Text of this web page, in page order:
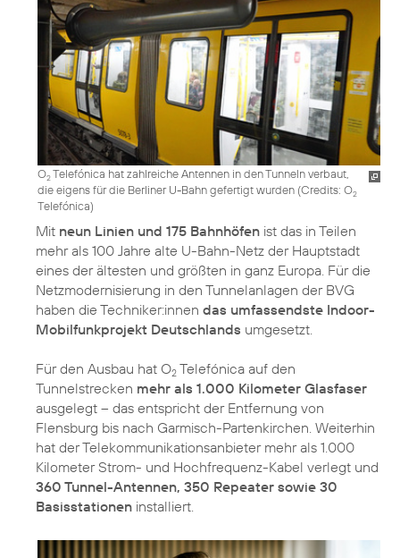
O2Telefónica hat zahlreiche Antennen in den Tunneln verbaut,
die eigens für die Berliner U-Bahn gefertigt wurden (Credits: O2
Telefónica)
Mit neun Linien und 175 Bahnhöfen ist das in Teilen
mehr als 100 Jahre alte U-Bahn-Netz der Hauptstadt
eines der ältesten und größten in ganz Europa. Für die
Netzmodernisierung in den Tunnelanlagen der BVG
haben die Techniker:innen das umfassendste Indoor-
Mobilfunkprojekt Deutschlands umgesetzt.
Für den Ausbau hat O2 Telefónica auf den
Tunnelstrecken mehr als 1.000 Kilometer Glasfaser
ausgelegt – das entspricht der Entfernung von
Flensburg bis nach Garmisch-Partenkirchen. Weiterhin
hat der Telekommunikationsanbieter mehr als 1.000
Kilometer Strom- und Hochfrequenz-Kabel verlegt und
360 Tunnel-Antennen, 350 Repeater sowie 30
Basisstationen installiert.